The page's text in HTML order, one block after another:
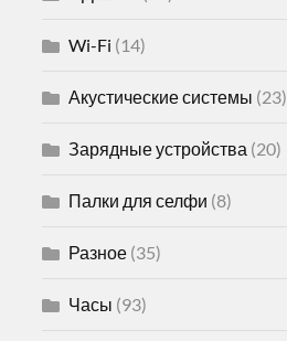
Wi-Fi (14)
Акустические системы (23)
Зарядные устройства (20)
Палки для селфи (8)
Разное (35)
Часы (93)